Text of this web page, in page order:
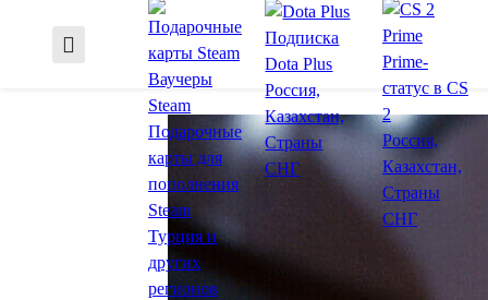
Ваучеры
Steam
Подарочные
карты для
пополнения
Steam
Турция и
других
регионов
Подписка
Dota Plus
Россия,
Казахстан,
Страны
СНГ
Prime-
статус в CS
2
Россия,
Казахстан,
Страны
СНГ